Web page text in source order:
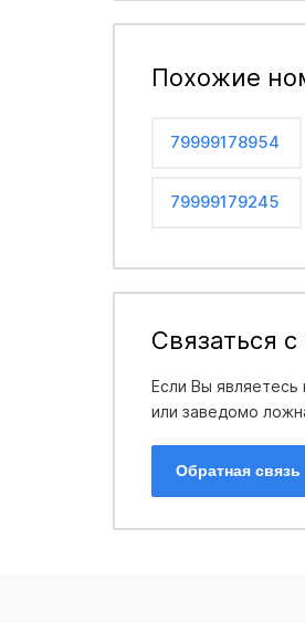
Похожие
79999178954
79999179245
Связаться
Если Вы являетесь
или заведомо
Обратная связь